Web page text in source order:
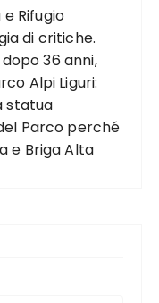
Rifugio
di critiche.
36 anni,
Alpi Liguri:
statua
Parco perché
e Briga Alta